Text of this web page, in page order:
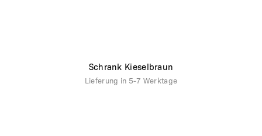
Schrank Kieselbraun
Lieferung in 5-7 Werktage